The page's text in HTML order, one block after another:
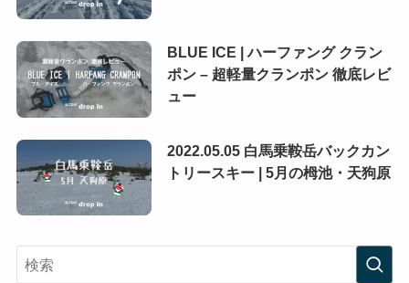
BLUE ICE | ハーファング クラン
ポン – 超軽量クランポン 徹底レビ
ュー
2022.05.05 白馬乗鞍岳バックカン
トリースキー | 5月の栂池・天狗原